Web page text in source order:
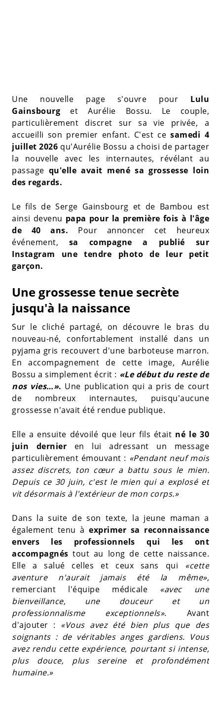
Une nouvelle page s'ouvre pour Lulu
Gainsbourg et Aurélie Bossu. Le couple,
particulièrement discret sur sa vie privée, a
accueilli son premier enfant. C'est cesamedi 4
juillet 2026 qu'Aurélie Bossu a choisi de partager
la nouvelle avec les internautes, révélant au
passage qu'elle avait mené sa grossesse loin
des regards.
Le fils de Serge Gainsbourg et de Bambou est
ainsi devenu papa pour la première fois à l'âge
de 40 ans. Pour annoncer cet heureux
événement, sa compagne a publié sur
Instagram une tendre photo de leur petit
garçon.
Une grossesse tenue secrète
jusqu'à la naissance
Sur le cliché partagé, on découvre le bras du
nouveau-né, confortablement installé dans un
pyjama gris recouvert d'une barboteuse marron.
En accompagnement de cette image, Aurélie
Bossu a simplement écrit : «Le début du reste de
nos vies…». Une publication qui a pris de court
de nombreux internautes, puisqu'aucune
grossesse n'avait été rendue publique.
Elle a ensuite dévoilé que leur fils était né le 30
juin dernier en lui adressant un message
particulièrement émouvant : «Pendant neuf mois
assez discrets, ton cœur a battu sous le mien.
Depuis ce 30 juin, c'est le mien qui a explosé et
vit désormais à l'extérieur de mon corps.»
Dans la suite de son texte, la jeune maman a
également tenu à exprimer sa reconnaissance
envers les professionnels qui les ont
accompagnéstout au long de cette naissance.
Elle a salué celles et ceux sans qui «cette
aventure n'aurait jamais été la même»,
remerciant l'équipe médicale «avec une
bienveillance, une douceur et un
professionnalisme exceptionnels». Avant
d'ajouter : «Vous avez été bien plus que des
soignants : de véritables anges gardiens. Vous
avez rendu cette expérience, pourtant si intense,
plus douce, plus sereine et profondément
humaine.»